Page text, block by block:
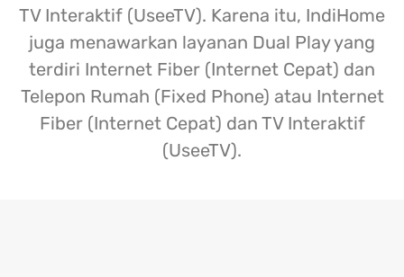
TV Interaktif (UseeTV). Karena itu, IndiHome
juga menawarkan layanan Dual Play yang
terdiri Internet Fiber (Internet Cepat) dan
Telepon Rumah (Fixed Phone) atau Internet
Fiber (Internet Cepat) dan TV Interaktif
(UseeTV).